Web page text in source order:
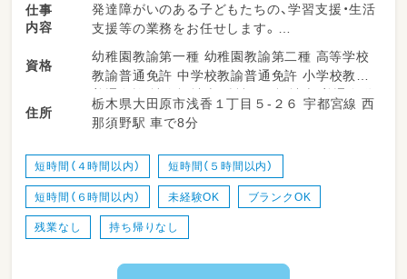
仕事
内容
発達障がいのある子どもたちの、学習支援・生活
支援等の業務をお任せします。
・少人数保育で１名につき２～３名対応
・持ち帰り仕事、残業ナシ！子育て中のママも多
数活躍中！
・送迎業務あり（ＡＴ可）
一環として取り組みをしています。
・ワークバランスを重視した運営をしていま
す。
資格
幼稚園教諭第一種 幼稚園教諭第二種 高等学校
教諭普通免許 中学校教諭普通免許 小学校教諭
普通免許 社会福祉士 精神保健福祉士 普通自動
車運転免許
住所
栃木県大田原市浅香１丁目５-２６ 宇都宮線 西
那須野駅 車で8分
短時間（４時間以内） 短時間（５時間以内）
短時間（６時間以内） 未経験OK ブランクOK
残業なし 持ち帰りなし